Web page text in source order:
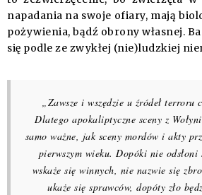
napadania na swoje ofiary, mają
pożywienia, bądź obrony własnej.
się podle ze zwykłej (nie)ludzkiej
„Zawsze i wszędzie u źródeł terroru
Dlatego apokaliptyczne sceny z
samo ważne, jak sceny mordów i akty
pierwszym wieku. Dopóki nie odsłoni
wskaże się winnych, nie nazwie się
ukaże się sprawców, dopóty zło